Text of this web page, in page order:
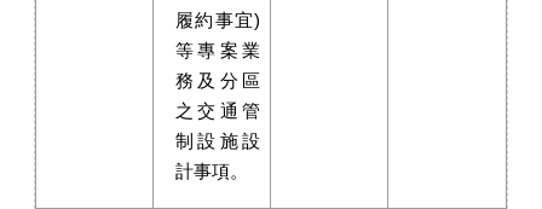
履約事宜)
等專案業
務及分區
之交通管
制設施設
計事項。